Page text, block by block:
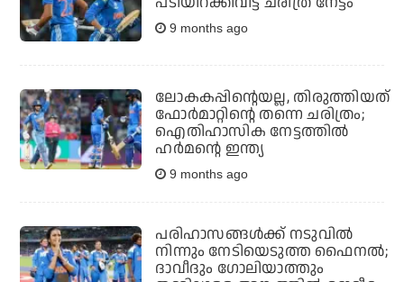
9 months ago
ലോകകപ്പിന്റെയല്ല, തിരുത്തിയത്
ഫോര്‍മാറ്റിന്റെ തന്നെ ചരിത്രം;
ഐതിഹാസിക നേട്ടത്തില്‍
ഹര്‍മന്റെ ഇന്ത്യ
9 months ago
പരിഹാസങ്ങള്‍ക്ക് നടുവില്‍
നിന്നും നേടിയെടുത്ത ഫൈനല്‍;
ദാവീദും ഗോലിയാത്തും